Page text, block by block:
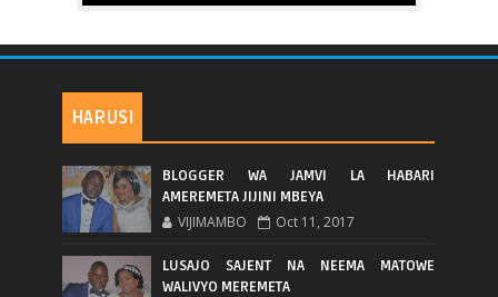
HARUSI
BLOGGER WA JAMVI LA HABARI
AMEREMETA JIJINI MBEYA
VIJIMAMBO Oct 11, 2017
LUSAJO SAJENT NA NEEMA MATOWE
WALIVYO MEREMETA